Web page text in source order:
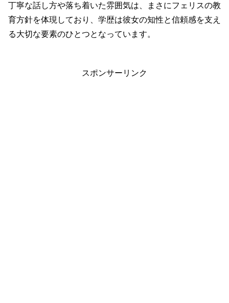
丁寧な話し方や落ち着いた雰囲気は、まさにフェリスの教
育方針を体現しており、学歴は彼女の知性と信頼感を支え
る大切な要素のひとつとなっています。
スポンサーリンク